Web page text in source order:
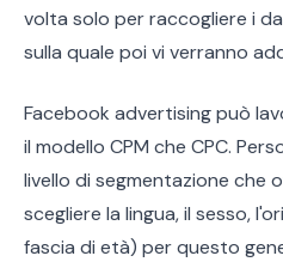
volta solo per raccogliere i
sulla quale poi vi verranno
Facebook advertising può
il modello CPM che CPC.
livello di segmentazione che
scegliere la lingua, il sesso,
fascia di età) per questo